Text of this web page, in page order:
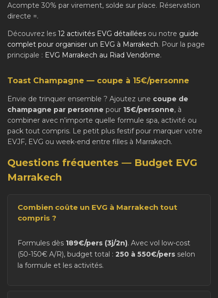
Acompte 30% par virement, solde sur place. Réservation
directe =.
Découvrez les 12 activités EVG détaillées ou notre guide
complet pour organiser un EVG à Marrakech. Pour la page
principale : EVG Marrakech au Riad Vendôme.
Toast Champagne — coupe à 15€/personne
Envie de trinquer ensemble ? Ajoutez une coupe de
champagne par personne pour 15€/personne, à
combiner avec n'importe quelle formule spa, activité ou
pack tout compris. Le petit plus festif pour marquer votre
EVJF, EVG ou week-end entre filles à Marrakech.
Questions fréquentes — Budget EVG
Marrakech
Combien coûte un EVG à Marrakech tout
compris ?
Formules dès 189€/pers (3j/2n). Avec vol low-cost
(50-150€ A/R), budget total : 250 à 550€/pers selon
la formule et les activités.